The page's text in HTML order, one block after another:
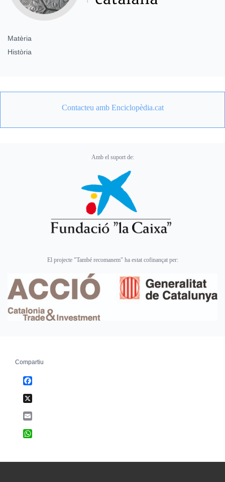
Matèria
Història
Contacteu amb Enciclopèdia.cat
Amb el suport de:
El projecte "També recomanem" ha estat cofinançat per:
Compartiu